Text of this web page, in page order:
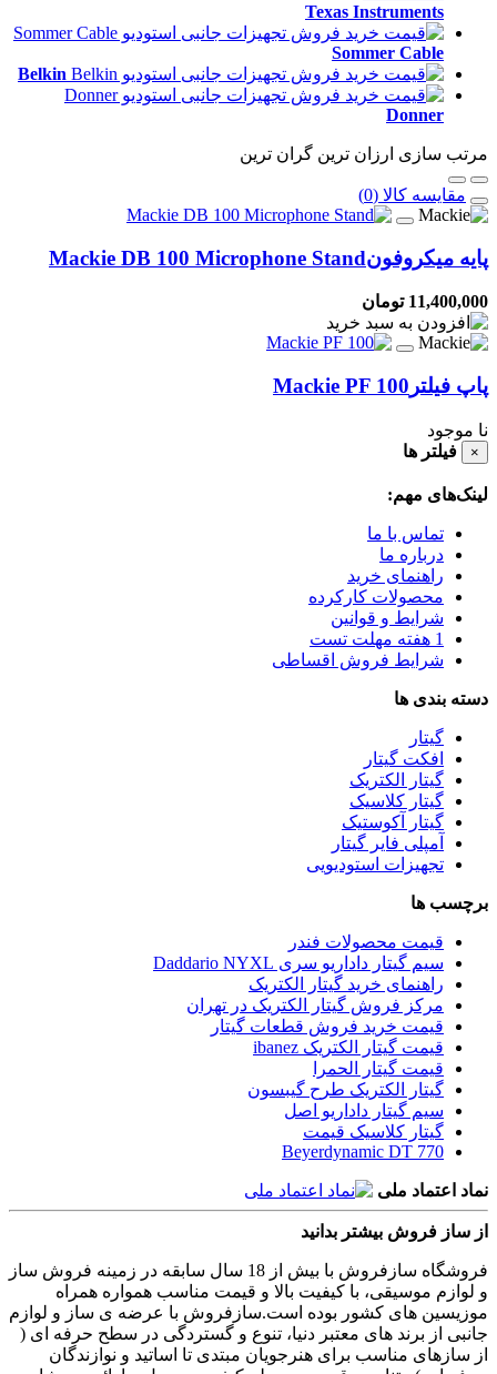
Texas Instruments
Sommer Cable
Belkin
Donner
مرتب سازی ارزان ترین گران ترین
مقایسه کالا (0)
پایه میکروفونMackie DB 100 Microphone Stand
11,400,000 تومان
پاپ فیلتر Mackie PF 100
نا موجود
× فیلتر ها
لینک‌های مهم:
تماس با ما
درباره ما
راهنمای خرید
محصولات کارکرده
شرایط و قوانین
1 هفته مهلت تست
شرایط فروش اقساطی
دسته بندی ها
گیتار
افکت گیتار
گیتار الکتریک
گیتار کلاسیک
گیتار آکوستیک
آمپلی فایر گیتار
تجهیزات استودیویی
برچسب ها
قیمت محصولات فندر
سیم گیتار داداریو سری Daddario NYXL
راهنمای خرید گیتار الکتریک
مرکز فروش گیتار الکتریک در تهران
قیمت خرید فروش قطعات گیتار
قیمت گیتار الکتریک ibanez
قیمت گیتار الحمرا
گیتار الکتریک طرح گیبسون
سیم گیتار داداریو اصل
گیتار کلاسیک قیمت
Beyerdynamic DT 770
نماد اعتماد ملی
از ساز فروش بیشتر بدانید
فروشگاه سازفروش با بیش از 18 سال سابقه در زمینه فروش ساز
و لوازم موسیقی، با کیفیت بالا و قیمت مناسب همواره همراه
موزیسین های کشور بوده است.سازفروش با عرضه ی ساز و لوازم
جانبی از برند های معتبر دنیا، تنوع و گستردگی در سطح حرفه ای (
از سازهای مناسب برای هنرجویان مبتدی تا اساتید و نوازندگان